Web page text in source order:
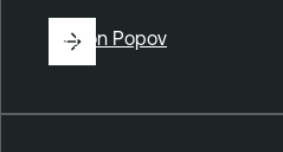
ByRon Popov